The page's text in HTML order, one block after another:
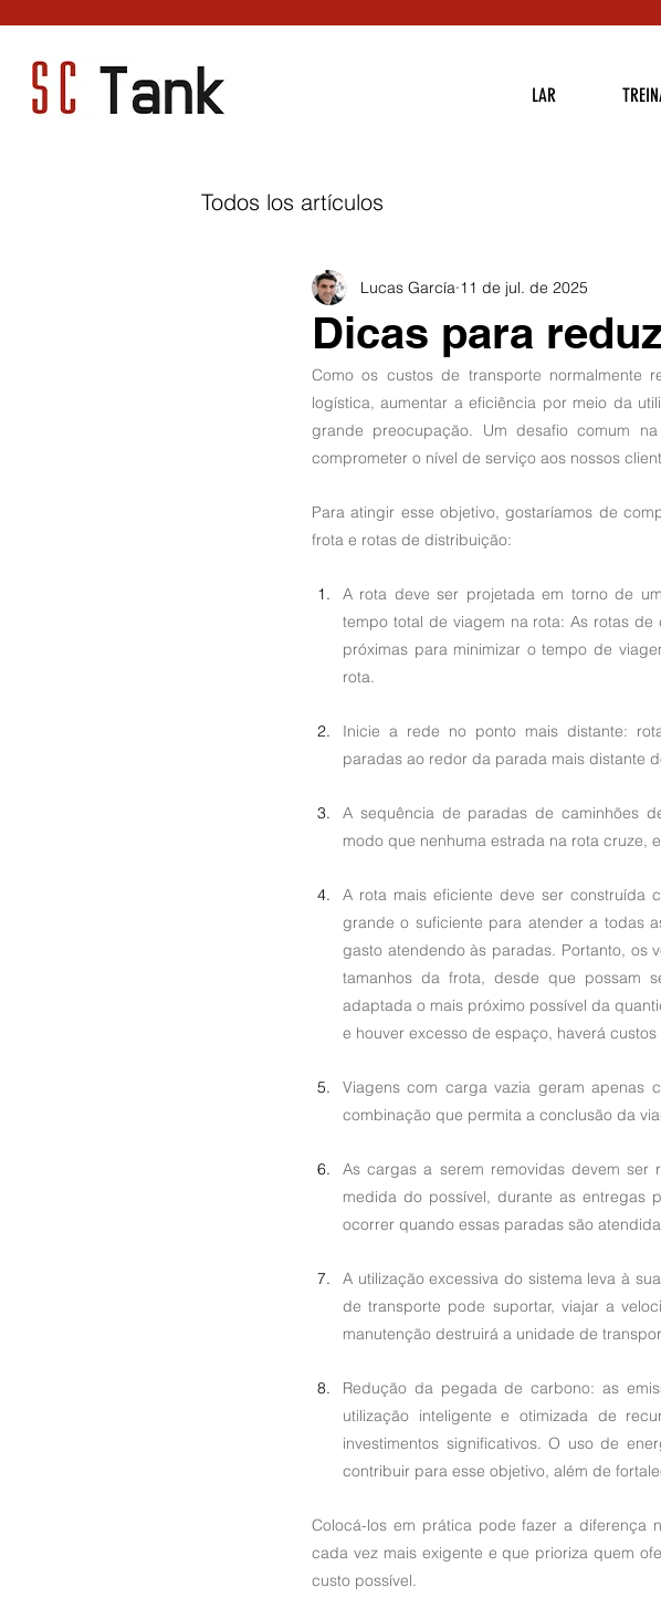
LAR
Todos los artículos
Dicas para
Lucas García 11 de jul. de 2025
Como os custos de transporte normalmente
logística, aumentar a eficiência por meio da
grande preocupação. Um desafio comum
comprometer o nível de serviço aos nossos
Para atingir esse objetivo, gostaríamos de
frota e rotas de distribuição:
A rota deve ser projetada em torno de
tempo total de viagem na rota: As rotas
próximas para minimizar o tempo de
rota.
Inicie a rede no ponto mais distante:
paradas ao redor da parada mais distante
A sequência de paradas de caminhões
modo que nenhuma estrada na rota cruze,
A rota mais eficiente deve ser construída
grande o suficiente para atender a todas
gasto atendendo às paradas. Portanto, os
tamanhos da frota, desde que possam
adaptada o mais próximo possível da
e houver excesso de espaço, haverá
Viagens com carga vazia geram apenas
combinação que permita a conclusão da
As cargas a serem removidas devem ser
medida do possível, durante as entregas
ocorrer quando essas paradas são
A utilização excessiva do sistema leva à
de transporte pode suportar, viajar a
manutenção destruirá a unidade de
Redução da pegada de carbono: as
utilização inteligente e otimizada de
investimentos significativos. O uso de
contribuir para esse objetivo, além de
Colocá-los em prática pode fazer a diferença
cada vez mais exigente e que prioriza quem
custo possível.